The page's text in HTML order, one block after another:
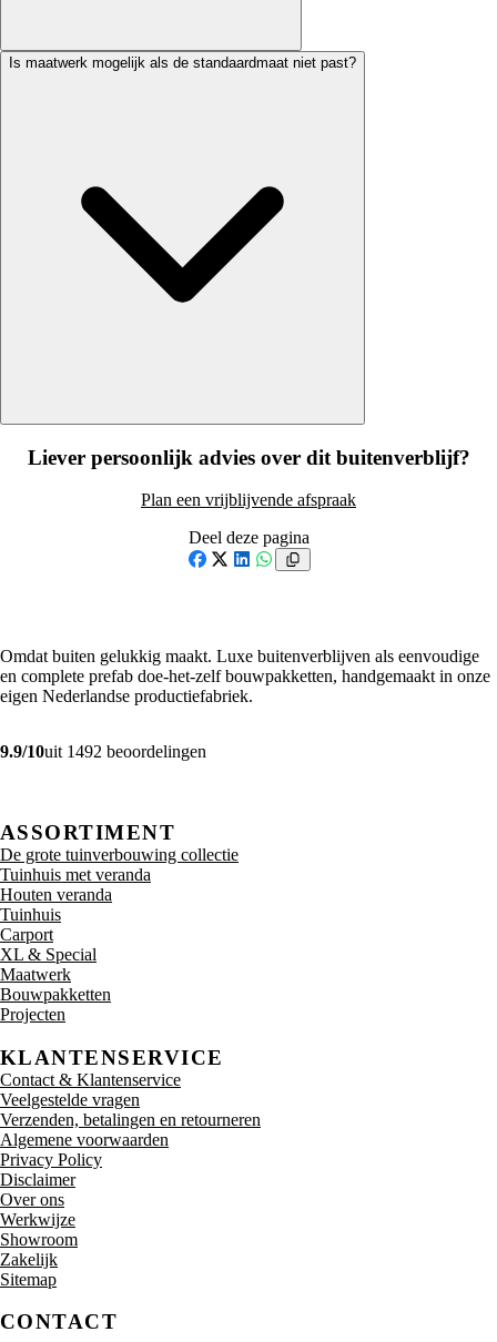
Is maatwerk mogelijk als de standaardmaat niet past?
Liever persoonlijk advies over dit buitenverblijf?
Plan een vrijblijvende afspraak
Deel deze pagina
Omdat buiten gelukkig maakt. Luxe buitenverblijven als eenvoudige
en complete prefab doe-het-zelf bouwpakketten, handgemaakt in onze
eigen Nederlandse productiefabriek.
9.9/10uit 1492 beoordelingen
ASSORTIMENT
De grote tuinverbouwing collectie
Tuinhuis met veranda
Houten veranda
Tuinhuis
Carport
XL & Special
Maatwerk
Bouwpakketten
Projecten
KLANTENSERVICE
Contact & Klantenservice
Veelgestelde vragen
Verzenden, betalingen en retourneren
Algemene voorwaarden
Privacy Policy
Disclaimer
Over ons
Werkwijze
Showroom
Zakelijk
Sitemap
CONTACT